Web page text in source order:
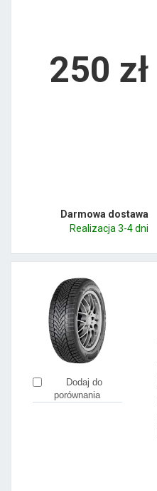
250 zł
Darmowa dostawa
Realizacja 3-4 dni
Dodaj do
porównania